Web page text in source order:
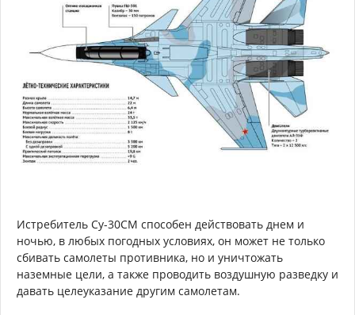
Истребитель Су-30СМ способен действовать днем и
ночью, в любых погодных условиях, он может не только
сбивать самолеты противника, но и уничтожать
наземные цели, а также проводить воздушную разведку и
давать целеуказание другим самолетам.